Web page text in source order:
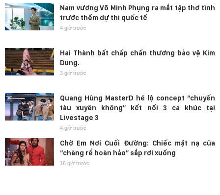
Nam vương Võ Minh Phụng ra mắt tập thơ tình
trước thềm dự thi quốc tế
4 giờ trước
Hai Thành bất chấp chấn thương bảo vệ Kim
Dung.
3 giờ trước
Quang Hùng MasterD hé lộ concept “chuyến
tàu xuyên không” kết nối 3 ca khúc tại
Livestage 3
4 giờ trước
Chờ Em Nơi Cuối Đường: Chiếc mặt nạ của
“chàng rể hoàn hảo” sắp rơi xuống
16 giờ trước